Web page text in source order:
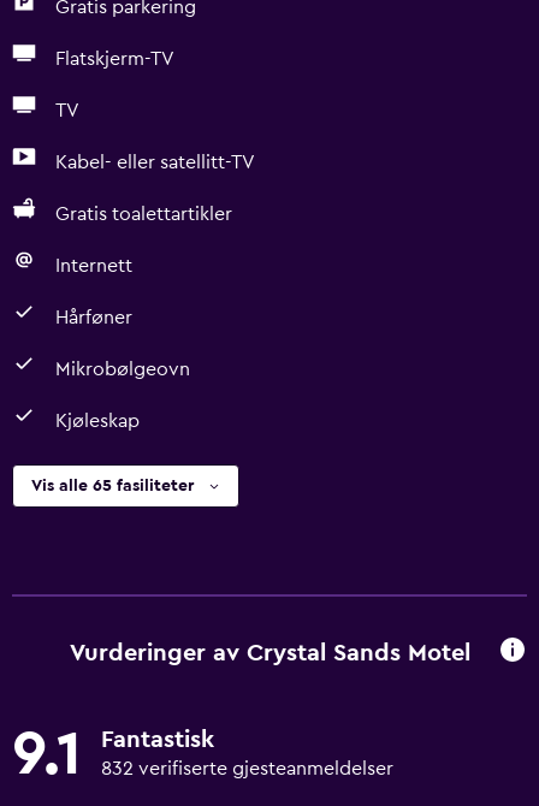
Gratis parkering
Flatskjerm-TV
TV
Kabel- eller satellitt-TV
Gratis toalettartikler
Internett
Hårføner
Mikrobølgeovn
Kjøleskap
Vis alle 65 fasiliteter
Vurderinger av Crystal Sands Motel
9.1 Fantastisk
832 verifiserte gjesteanmeldelser